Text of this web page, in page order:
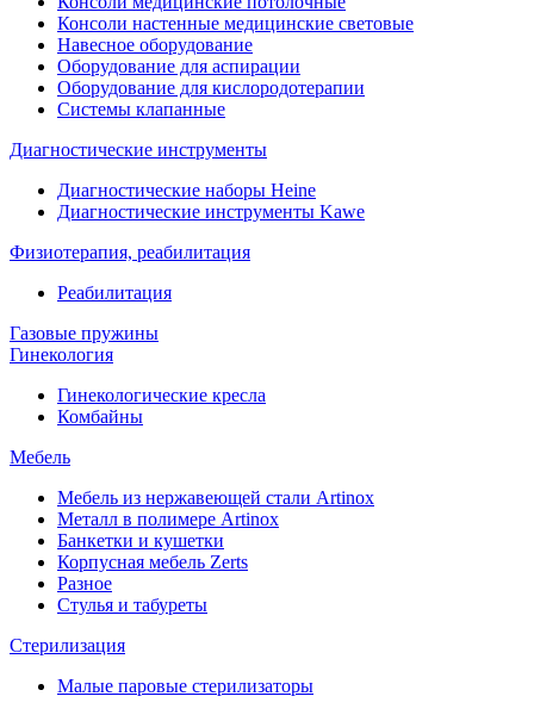
Консоли настенные медицинские световые
Навесное оборудование
Оборудование для аспирации
Оборудование для кислородотерапии
Системы клапанные
Диагностические инструменты
Диагностические наборы Heine
Диагностические инструменты Kawe
Физиотерапия, реабилитация
Реабилитация
Газовые пружины
Гинекология
Гинекологические кресла
Комбайны
Мебель
Мебель из нержавеющей стали Artinox
Металл в полимере Artinox
Банкетки и кушетки
Корпусная мебель Zerts
Разное
Стулья и табуреты
Стерилизация
Малые паровые стерилизаторы